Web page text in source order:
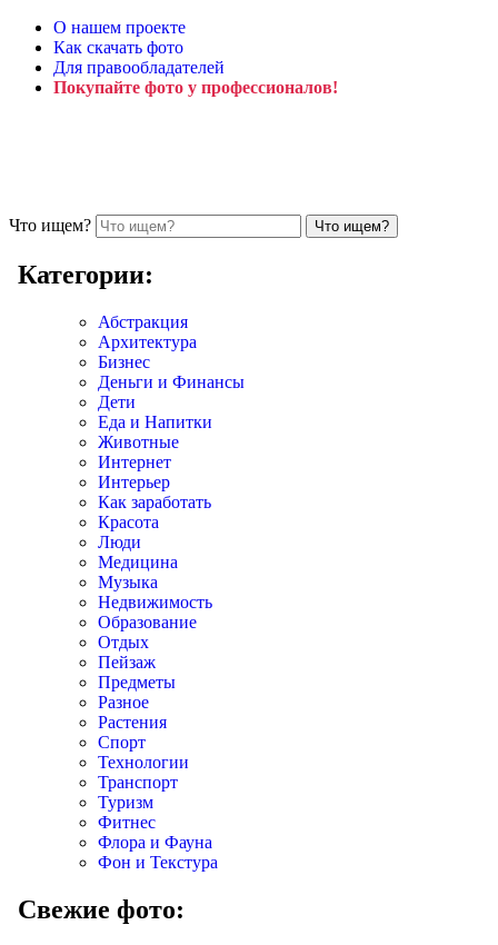
О нашем проекте
Как скачать фото
Для правообладателей
Покупайте фото у профессионалов!
Что ищем?
Категории:
Абстракция
Архитектура
Бизнес
Деньги и Финансы
Дети
Еда и Напитки
Животные
Интернет
Интерьер
Как заработать
Красота
Люди
Медицина
Музыка
Недвижимость
Образование
Отдых
Пейзаж
Предметы
Разное
Растения
Спорт
Технологии
Транспорт
Туризм
Фитнес
Флора и Фауна
Фон и Текстура
Свежие фото: